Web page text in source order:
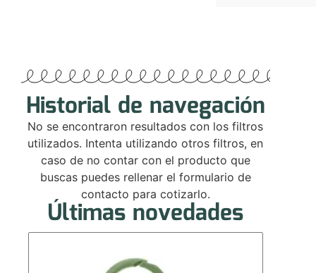
Historial de navegación
No se encontraron resultados con los filtros
utilizados. Intenta utilizando otros filtros, en
caso de no contar con el producto que
buscas puedes rellenar el formulario de
contacto para cotizarlo.
Últimas novedades